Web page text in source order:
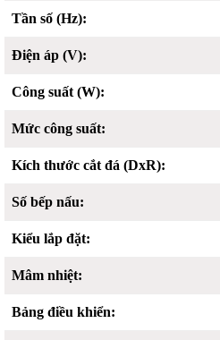
Tần số (Hz):
Điện áp (V):
Công suất (W):
Mức công suất:
Kích thước cắt đá (DxR):
Số bếp nấu:
Kiểu lắp đặt:
Mâm nhiệt:
Bảng điều khiển: